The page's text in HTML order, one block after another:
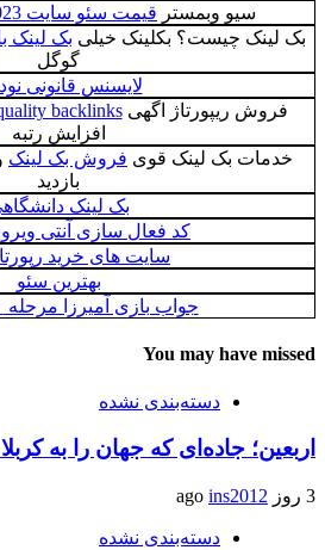
سیو وبمستر قیمت سئو سایت 2023
بک لینک چیست؟ بکلینک خیلی بک لینک
گوگل
لایسنس قانونی نود 32
فروش ریپورتاژ اگهیbacklinks
افزایش رتبه
خدمات بک لینک قوی فروش بک لینک
بازدید
بک لینک
کد فعال سازی آنتی ویروس
سایت های خرید
بهترین سئو
جواب بازی آمیرزا مرحله ۵۰۰ تا ۵۹۹
You may have missed
دسته‌بندی نشده
اربعین؛ جاده‌ای که جهان را به
3 روز ago ins2012
دسته‌بندی نشده